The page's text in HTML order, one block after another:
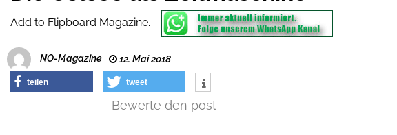
Add to Flipboard Magazine. -
NO-Magazine 12. Mai 2018
teilen tweet
Bewerte den post